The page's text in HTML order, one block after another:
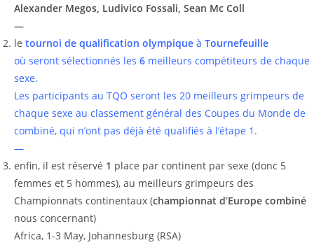
Alexander Megos, Ludivico Fossali, Sean Mc Coll
—
le tournoi de qualification olympique à Tournefeuille
où seront sélectionnés les 6 meilleurs compétiteurs de chaque
sexe.
Les participants au TQO seront les 20 meilleurs grimpeurs de
chaque sexe au classement général des Coupes du Monde de
combiné, qui n’ont pas déjà été qualifiés à l’étape 1.
—
enfin, il est réservé 1 place par continent par sexe (donc 5
femmes et 5 hommes), au meilleurs grimpeurs des
Championnats continentaux (championnat d’Europe combiné
nous concernant)
Africa, 1-3 May, Johannesburg (RSA)